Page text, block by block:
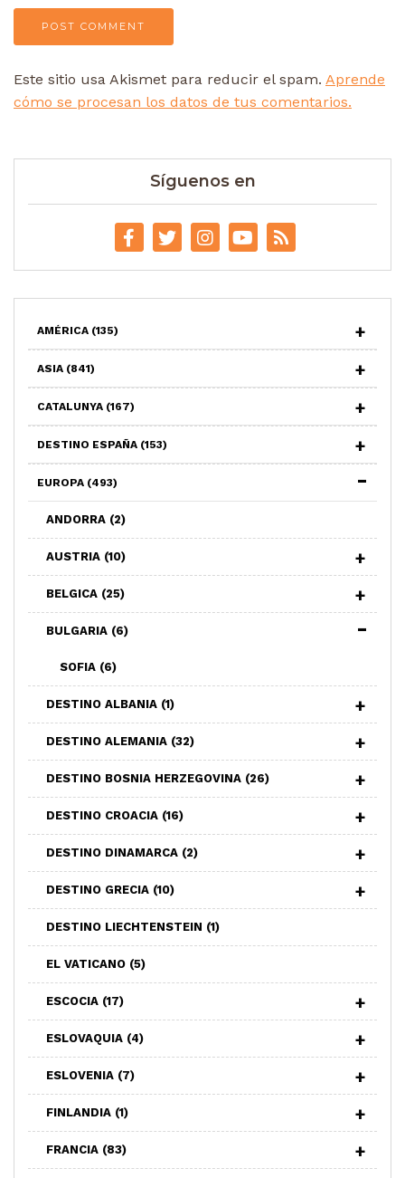
Este sitio usa Akismet para reducir el spam. Aprende
cómo se procesan los datos de tus comentarios.
Síguenos en
AMÉRICA (135)
ASIA (841)
CATALUNYA (167)
DESTINO ESPAÑA (153)
EUROPA (493)
ANDORRA (2)
AUSTRIA (10)
BELGICA (25)
BULGARIA (6)
SOFIA (6)
DESTINO ALBANIA (1)
DESTINO ALEMANIA (32)
DESTINO BOSNIA HERZEGOVINA (26)
DESTINO CROACIA (16)
DESTINO DINAMARCA (2)
DESTINO GRECIA (10)
DESTINO LIECHTENSTEIN (1)
EL VATICANO (5)
ESCOCIA (17)
ESLOVAQUIA (4)
ESLOVENIA (7)
FINLANDIA (1)
FRANCIA (83)